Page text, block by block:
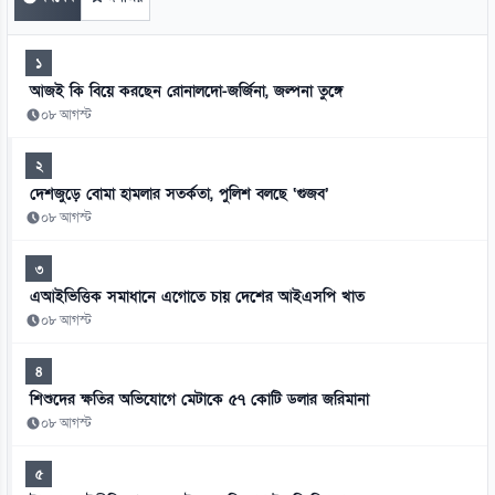
১
আজই কি বিয়ে করছেন রোনালদো-জর্জিনা, জল্পনা তুঙ্গে
০৮ আগস্ট
২
দেশজুড়ে বোমা হামলার সতর্কতা, পুলিশ বলছে ‘গুজব’
০৮ আগস্ট
৩
এআইভিত্তিক সমাধানে এগোতে চায় দেশের আইএসপি খাত
০৮ আগস্ট
৪
শিশুদের ক্ষতির অভিযোগে মেটাকে ৫৭ কোটি ডলার জরিমানা
০৮ আগস্ট
৫